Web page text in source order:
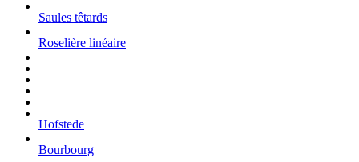
Saules têtards
Roselière linéaire
Hofstede
Bourbourg